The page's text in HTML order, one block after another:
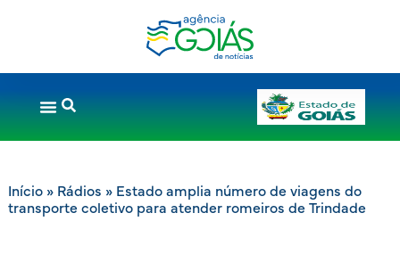
Início» Rádios » Estado amplia número de viagens do
transporte coletivo para atender romeiros de Trindade